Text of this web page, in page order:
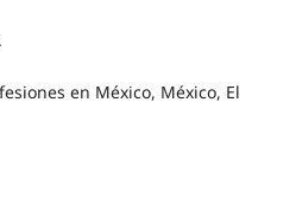
en México, México, El